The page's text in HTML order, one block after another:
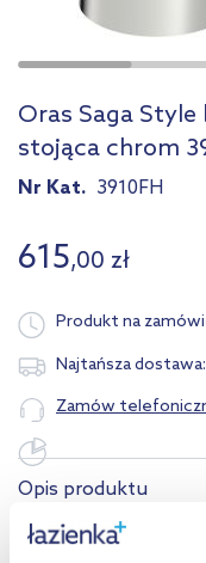
Oras Saga
stojąca chrom
Nr Kat. 3910FH
615,00 zł
Produkt na
Najtańsza dostawa:
Zamów
Opis produktu